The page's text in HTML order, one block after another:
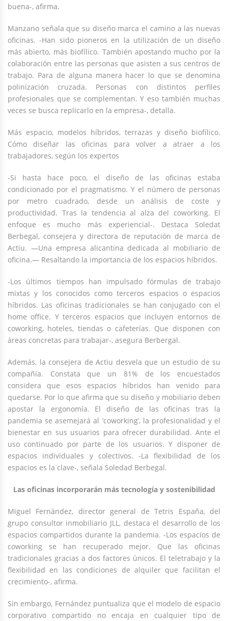
buena-, afirma.
Manzano señala que su diseño marca el camino a las nuevas
oficinas. -Han sido pioneros en la utilización de un diseño
más abierto, más biofílico. También apostando mucho por la
colaboración entre las personas que asisten a sus centros de
trabajo. Para de alguna manera hacer lo que se denomina
polinización cruzada. Personas con distintos perfiles
profesionales que se complementan. Y eso también muchas
veces se busca replicarlo en la empresa-, detalla.
Más espacio, modelos híbridos, terrazas y diseño biofílico.
Cómo diseñar las oficinas para volver a atraer a los
trabajadores, según los expertos
-Si hasta hace poco, el diseño de las oficinas estaba
condicionado por el pragmatismo. Y el número de personas
por metro cuadrado, desde un análisis de coste y
productividad. Tras la tendencia al alza del coworking. El
enfoque es mucho más experiencial-. Destaca Soledat
Berbegal, consejera y directora de reputación de marca de
Actiu. —Una empresa alicantina dedicada al mobiliario de
oficina.— Resaltando la importancia de los espacios híbridos.
-Los últimos tiempos han impulsado fórmulas de trabajo
mixtas y los conocidos como terceros espacios o espacios
híbridos. Las oficinas tradicionales se han conjugado con el
home office. Y terceros espacios que incluyen entornos de
coworking, hoteles, tiendas o cafeterías. Que disponen con
áreas concretas para trabajar-, asegura Berbergal.
Además, la consejera de Actiu desvela que un estudio de su
compañía. Constata que un 81% de los encuestados
considera que esos espacios híbridos han venido para
quedarse. Por lo que afirma que su diseño y mobiliario deben
apostar la ergonomía. El diseño de las oficinas tras la
pandemia se asemejará al ‘coworking’, la profesionalidad y el
bienestar en sus usuarios para ofrecer durabilidad. Ante el
uso continuado por parte de los usuarios. Y disponer de
espacios individuales y colectivos. -La flexibilidad de los
espacios es la clave-, señala Soledad Berbegal.
Las oficinas incorporarán más tecnología y sostenibilidad
Miguel Fernández, director general de Tetris España, del
grupo consultor inmobiliario JLL, destaca el desarrollo de los
espacios compartidos durante la pandemia. -Los espacios de
coworking se han recuperado mejor. Que las oficinas
tradicionales gracias a dos factores únicos. El teletrabajo y la
flexibilidad en las condiciones de alquiler que facilitan el
crecimiento-, afirma.
Sin embargo, Fernández puntualiza que el modelo de espacio
corporativo compartido no encaja en cualquier tipo de